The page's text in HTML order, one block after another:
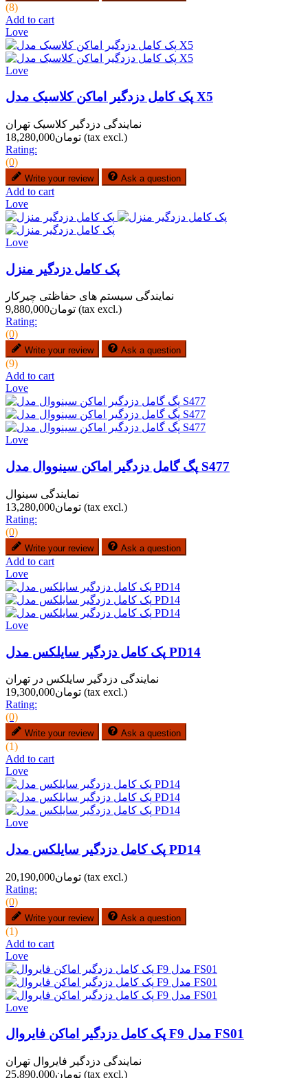
(8)
Add to cart
Love
Love
پک کامل دزدگیر اماکن کلاسیک مدل X5
نمایندگی دزدگیر کلاسیک تهران
تومان18,280,000 (tax excl.)
Rating:
(0)
Write your review Ask a question
Add to cart
Love
Love
پک کامل دزدگیر منزل
نمایندگی سیستم های حفاظتی چیرکار
تومان9,880,000 (tax excl.)
Rating:
(0)
Write your review Ask a question
(9)
Add to cart
Love
Love
پگ گامل دزدگیر اماکن سینووال مدل S477
نمایندگی سینوال
تومان13,280,000 (tax excl.)
Rating:
(0)
Write your review Ask a question
Add to cart
Love
Love
پک کامل دزدگیر سایلکس مدل PD14
نمایندگی دزدگیر سایلکس در تهران
تومان19,300,000 (tax excl.)
Rating:
(0)
Write your review Ask a question
(1)
Add to cart
Love
Love
پک کامل دزدگیر سایلکس مدل PD14
تومان20,190,000 (tax excl.)
Rating:
(0)
Write your review Ask a question
(1)
Add to cart
Love
Love
پک کامل دزدگیر اماکن فایروال F9 مدل FS01
نمایندگی دزدگیر فایروال تهران
تومان25,890,000 (tax excl.)